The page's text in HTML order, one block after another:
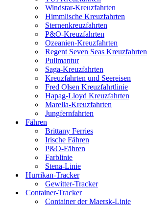
Windstar-Kreuzfahrten
Himmlische Kreuzfahrten
Sternenkreuzfahrten
P&O-Kreuzfahrten
Ozeanien-Kreuzfahrten
Regent Seven Seas Kreuzfahrten
Pullmantur
Saga-Kreuzfahrten
Kreuzfahrten und Seereisen
Fred Olsen Kreuzfahrtlinie
Hapag-Lloyd Kreuzfahrten
Marella-Kreuzfahrten
Jungfernfahrten
Fähren
Brittany Ferries
Irische Fähren
P&O-Fähren
Farblinie
Stena-Linie
Hurrikan-Tracker
Gewitter-Tracker
Container-Tracker
Container der Maersk-Linie